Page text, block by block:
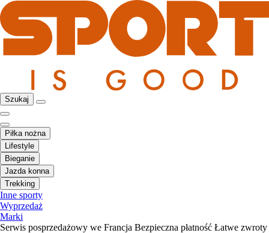
Szukaj
Piłka nożna
Lifestyle
Bieganie
Jazda konna
Trekking
Inne sporty
Wyprzedaż
Marki
Serwis posprzedażowy we Francja Bezpieczna płatność Łatwe zwroty